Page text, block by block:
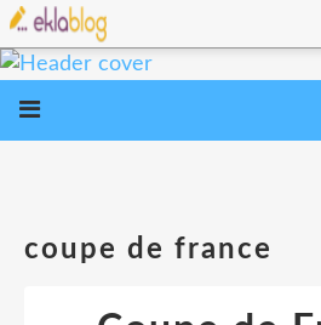
coupe de france